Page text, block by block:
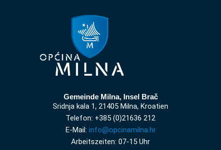
Gemeinde Milna, Insel Brač
Sridnja kala 1, 21405 Milna, Kroatien
Telefon: +385 (0)21636 212
E-Mail: info@opcinamilna.hr
Arbeitszeiten: 07-15 Uhr